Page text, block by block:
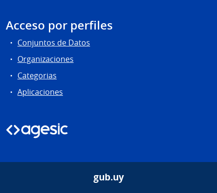
Acceso por perfiles
Conjuntos de Datos
Organizaciones
Categorias
Aplicaciones
gub.uy